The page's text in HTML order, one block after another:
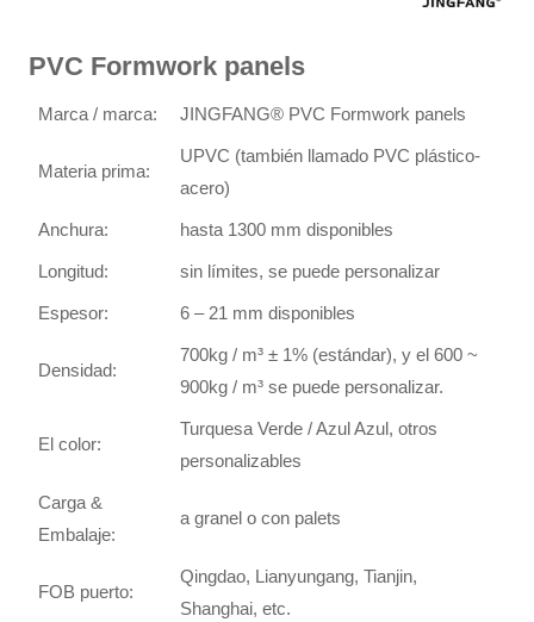
PVC Formwork panels
Marca / marca: JINGFANG® PVC Formwork panels
Materia prima:
UPVC (también llamado PVC plástico-
acero)
Anchura: hasta 1300 mm disponibles
Longitud: sin límites, se puede personalizar
Espesor: 6 – 21 mm disponibles
Densidad:
700kg / m³ ± 1% (estándar), y el 600 ~
900kg / m³ se puede personalizar.
El color:
Turquesa Verde / Azul Azul, otros
personalizables
Carga &
Embalaje:
a granel o con palets
FOB puerto:
Qingdao, Lianyungang, Tianjin,
Shanghai, etc.